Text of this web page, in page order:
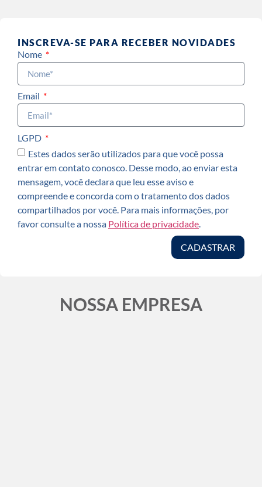
INSCREVA-SE PARA RECEBER NOVIDADES
Nome
Email
LGPD
Estes dados serão utilizados para que você possa
entrar em contato conosco. Desse modo, ao enviar esta
mensagem, você declara que leu esse aviso e
compreende e concorda com o tratamento dos dados
compartilhados por você. Para mais informações, por
favor consulte a nossa Política de privacidade
CADASTRAR
NOSSA EMPRESA